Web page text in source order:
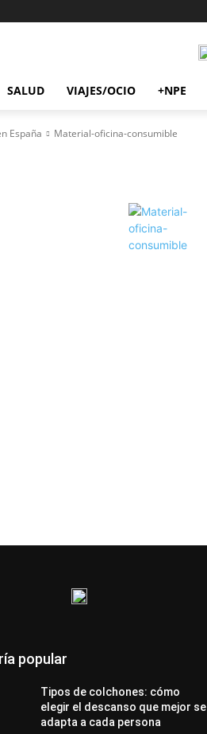
SALUD VIAJES/OCIO +NPE
España Material-oficina-consumible
popular
Tipos de colchones: cómo
elegir el descanso que mejor se
adapta a cada persona